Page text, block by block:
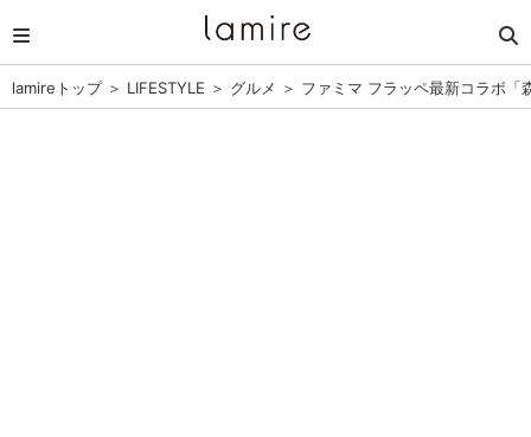
lamireトップ＞ LIFESTYLE ＞ グルメ ＞ ファミマ フラッペ最新コラボ「